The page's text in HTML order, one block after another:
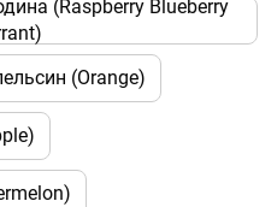
(Raspberry Blueberry
(Orange)